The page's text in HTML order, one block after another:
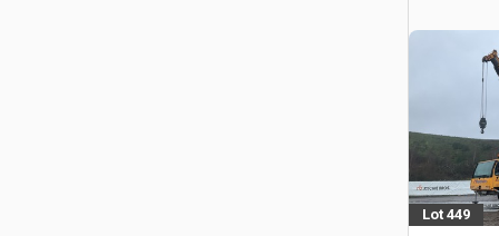
Lot 449